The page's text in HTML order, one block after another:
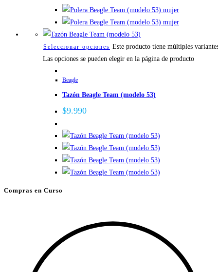
Seleccionar opciones Este producto tiene múltiples
Las opciones se pueden elegir en la página de producto
Beagle
Tazón Beagle Team (modelo 53)
$9.990
Compras en Curso